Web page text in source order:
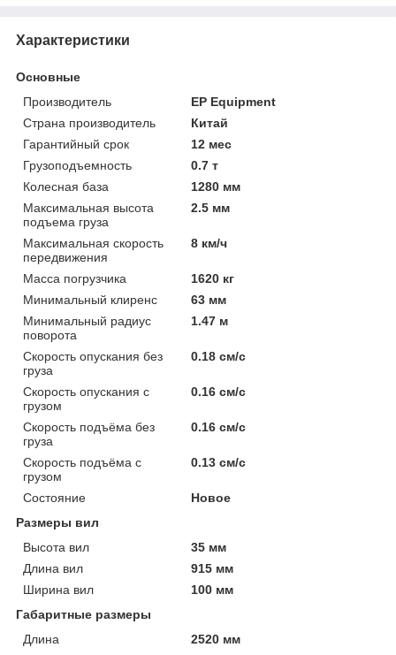
Характеристики
Основные
Производитель
EP Equipment
Страна производитель
Китай
Гарантийный срок
12 мес
Грузоподъемность
0.7 т
Колесная база
1280 мм
Максимальная высота
подъема груза
2.5 мм
Максимальная скорость
передвижения
8 км/ч
Масса погрузчика
1620 кг
Минимальный клиренс
63 мм
Минимальный радиус
поворота
1.47 м
Скорость опускания без
груза
0.18 см/с
Скорость опускания с
грузом
0.16 см/с
Скорость подъёма без
груза
0.16 см/с
Скорость подъёма с
грузом
0.13 см/с
Состояние
Новое
Размеры вил
Высота вил
35 мм
Длина вил
915 мм
Ширина вил
100 мм
Габаритные размеры
Длина
2520 мм